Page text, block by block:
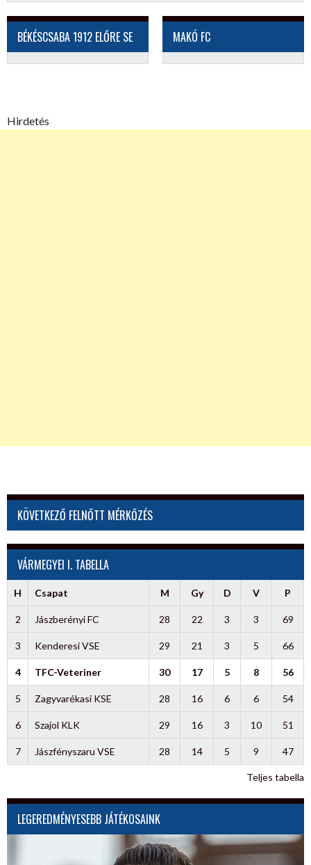
BÉKÉSCSABA 1912 ELŐRE SE MAKÓ FC
Hirdetés
KÖVETKEZŐ FELNŐTT MÉRKŐZÉS
VÁRMEGYEI I. TABELLA
H Csapat M Gy D V P
2 Jászberényi FC 28 22 3 3 69
3 Kenderesi VSE 29 21 3 5 66
4 TFC-Veteriner 30 17 5 8 56
5 Zagyvarékasi KSE 28 16 6 6 54
6 Szajol KLK 29 16 3 10 51
7 Jászfényszaru VSE 28 14 5 9 47
Teljes tabella
LEGEREDMÉNYESEBB JÁTÉKOSAINK